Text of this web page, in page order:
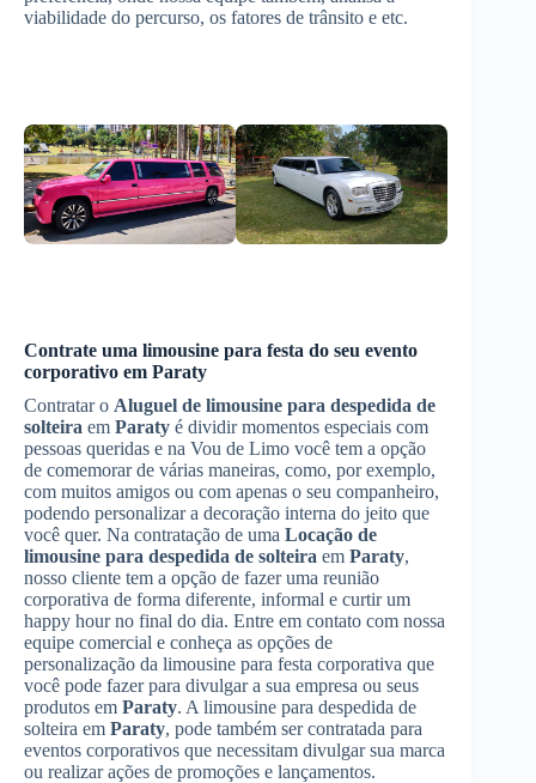
viabilidade do percurso, os fatores de trânsito e etc.
Contrate uma limousine para festa do seu evento
corporativo em Paraty
Contratar o Aluguel de limousine para despedida de
solteira em Paraty é dividir momentos especiais com
pessoas queridas e na Vou de Limo você tem a opção
de comemorar de várias maneiras, como, por exemplo,
com muitos amigos ou com apenas o seu companheiro,
podendo personalizar a decoração interna do jeito que
você quer. Na contratação de uma Locação de
limousine para despedida de solteira em Paraty,
nosso cliente tem a opção de fazer uma reunião
corporativa de forma diferente, informal e curtir um
happy hour no final do dia. Entre em contato com nossa
equipe comercial e conheça as opções de
personalização da limousine para festa corporativa que
você pode fazer para divulgar a sua empresa ou seus
produtos em Paraty. A limousine para despedida de
solteira em Paraty, pode também ser contratada para
eventos corporativos que necessitam divulgar sua marca
ou realizar ações de promoções e lançamentos.